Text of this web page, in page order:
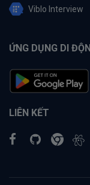
Viblo Interview
ỨNG DỤNG DI
LIÊN KẾT